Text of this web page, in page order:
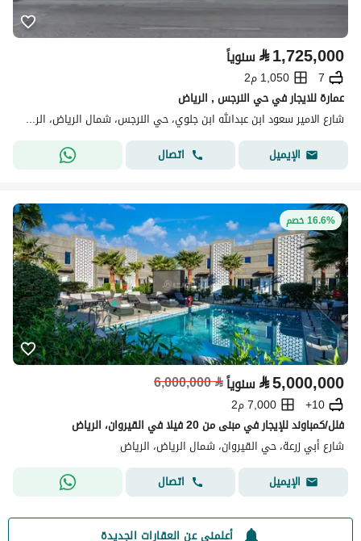
⃁1,725,000 سنوياً
7
1,050 م2
عمارة للايجار في حي النرجس , الرياض
شارع الامير سعود ابن عبدالله ابن جلوي، حي النرجس، شمال الرياض، الرياض
الإيميل
اتصال
16.6% خصم
⃁5,000,000 سنوياً⃁
6,000,000
10+
7,000 م2
فلل/كمباوند للإيجار في مبنى من 20 فيلا في القيروان، الرياض
شارع أبي زرعة، حي القيروان، شمال الرياض، الرياض
الإيميل
اتصال
أعلمني عن العقارات الجديدة